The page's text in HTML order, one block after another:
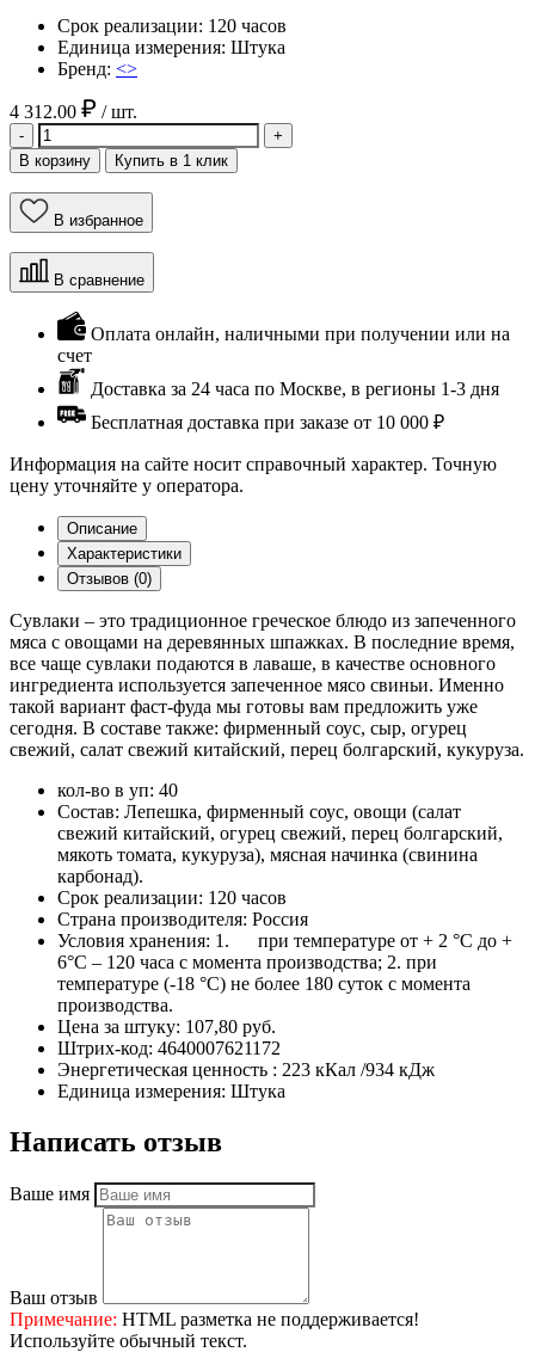
Срок реализации: 120 часов
Единица измерения: Штука
Бренд: <>
4 312.00 / шт.
-
+
В корзину
Купить в 1 клик
В избранное
В сравнение
Оплата онлайн, наличными при получении или на
счет
Доставка за 24 часа по Москве, в регионы 1-3 дня
Бесплатная доставка при заказе от 10 000 ₽
Информация на сайте носит справочный характер. Точную
цену уточняйте у оператора.
Описание
Характеристики
Отзывов (0)
Сувлаки – это традиционное греческое блюдо из запеченного
мяса с овощами на деревянных шпажках. В последние время,
все чаще сувлаки подаются в лаваше, в качестве основного
ингредиента используется запеченное мясо свиньи. Именно
такой вариант фаст-фуда мы готовы вам предложить уже
сегодня. В составе также: фирменный соус, сыр, огурец
свежий, салат свежий китайский, перец болгарский, кукуруза.
кол-во в уп: 40
Состав: Лепешка, фирменный соус, овощи (салат
свежий китайский, огурец свежий, перец болгарский,
мякоть томата, кукуруза), мясная начинка (свинина
карбонад).
Срок реализации: 120 часов
Страна производителя: Россия
Условия хранения: 1. при температуре от + 2 °С до +
6°С – 120 часа с момента производства; 2. при
температуре (-18 °С) не более 180 суток с момента
производства.
Цена за штуку: 107,80 руб.
Штрих-код: 4640007621172
Энергетическая ценность : 223 кКал /934 кДж
Единица измерения: Штука
Написать отзыв
Ваше имя
Ваш отзыв
Примечание: HTML разметка не поддерживается!
Используйте обычный текст.